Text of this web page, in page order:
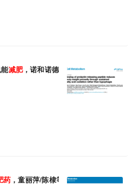
减肥，诺和诺德开发全新机制 减肥药物
药 ，童丽萍/陈棣等揭示司美格鲁肽治疗